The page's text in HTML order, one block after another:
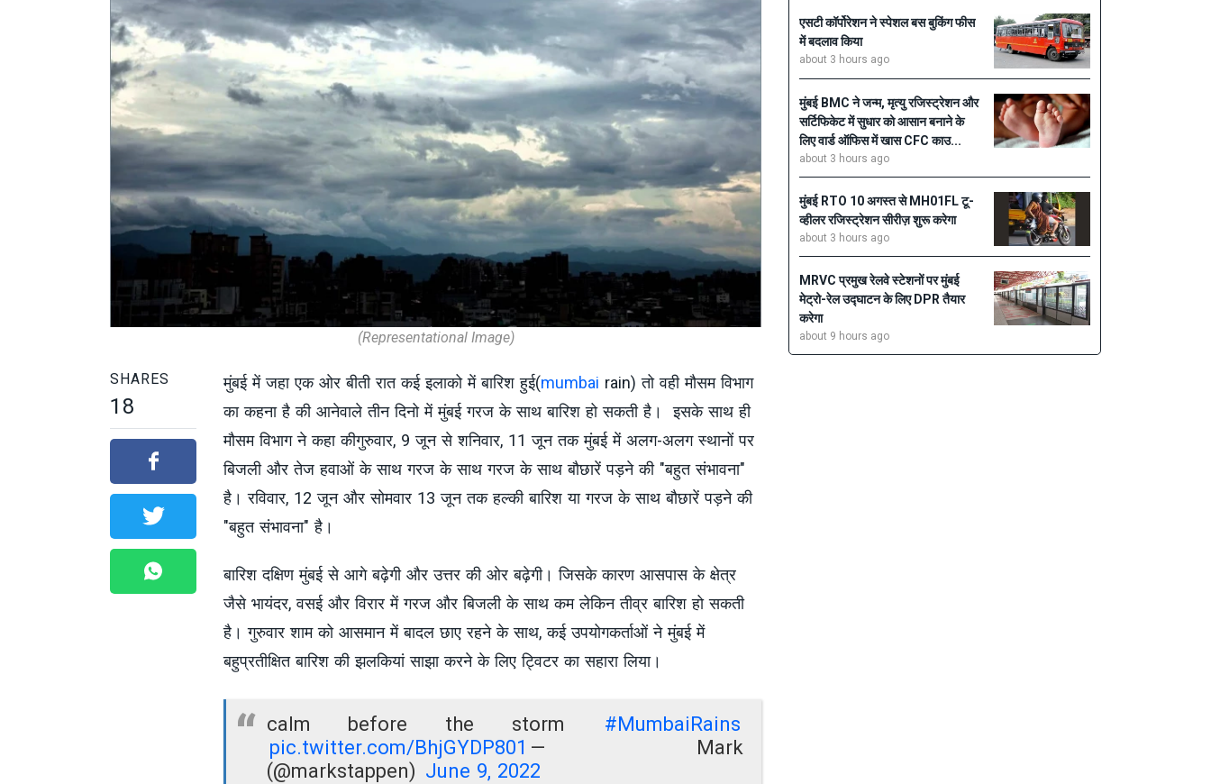
(Representational Image)
SHARES
18
मुंबई में जहा एक ओर बीती रात कई इलाको में बारिश हुई(mumbai rain) तो वही मौसम विभाग
का कहना है की आनेवाले तीन दिनो में मुंबई गरज के साथ बारिश हो सकती है। इसके साथ ही
मौसम विभाग ने कहा कीगुरुवार, 9 जून से शनिवार, 11 जून तक मुंबई में अलग-अलग स्थानों पर
बिजली और तेज हवाओं के साथ गरज के साथ गरज के साथ बौछारें पड़ने की "बहुत संभावना"
है। रविवार, 12 जून और सोमवार 13 जून तक हल्की बारिश या गरज के साथ बौछारें पड़ने की
"बहुत संभावना" है।
बारिश दक्षिण मुंबई से आगे बढ़ेगी और उत्तर की ओर बढ़ेगी। जिसके कारण आसपास के क्षेत्र
जैसे भायंदर, वसई और विरार में गरज और बिजली के साथ कम लेकिन तीव्र बारिश हो सकती
है। गुरुवार शाम को आसमान में बादल छाए रहने के साथ, कई उपयोगकर्ताओं ने मुंबई में
बहुप्रतीक्षित बारिश की झलकियां साझा करने के लिए ट्विटर का सहारा लिया।
calm before the storm
#MumbaiRains
pic.twitter.com/BhjGYDP801 — Mark
(@markstappen) June 9, 2022
एसटी कॉर्पोरेशन ने स्पेशल बस बुकिंग फीस
में बदलाव किया
about 3 hours ago
मुंबई BMC ने जन्म, मृत्यु रजिस्ट्रेशन और
सर्टिफिकेट में सुधार को आसान बनाने के
लिए वार्ड ऑफिस में खास CFC काउ...
about 3 hours ago
मुंबई RTO 10 अगस्त से MH01FL टू-
व्हीलर रजिस्ट्रेशन सीरीज़ शुरू करेगा
about 3 hours ago
MRVC प्रमुख रेलवे स्टेशनों पर मुंबई
मेट्रो-रेल उद्घाटन के लिए DPR तैयार
करेगा
about 9 hours ago